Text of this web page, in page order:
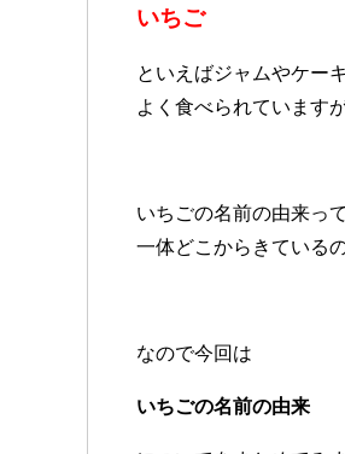
いちご
といえばジャムやケー
よく食べられていますが
いちごの名前の由来って
一体どこからきている
なので今回は
いちごの名前の由来